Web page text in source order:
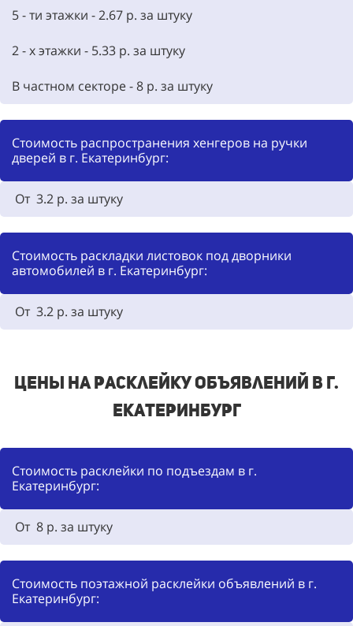
5 - ти этажки - 2.67 р. за штуку
2 - х этажки - 5.33 р. за штуку
В частном секторе - 8 р. за штуку
Стоимость распространения хенгеров на ручки
дверей в г. Екатеринбург:
От 3.2 р. за штуку
Стоимость раскладки листовок под дворники
автомобилей в г. Екатеринбург:
От 3.2 р. за штуку
Цены на расклейку объявлений в г.
Екатеринбург
Стоимость расклейки по подъездам в г.
Екатеринбург:
От 8 р. за штуку
Стоимость поэтажной расклейки объявлений в г.
Екатеринбург: